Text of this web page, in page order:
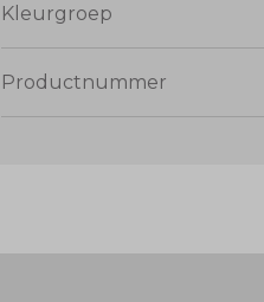
Kleurgroep
Productnummer